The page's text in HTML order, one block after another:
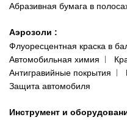
Абразивная бумага в
Аэрозоли :
Флуоресцентная краска в
Автомобильная химия
Антигравийные покрытия
Защита автомобиля
Инструмент и